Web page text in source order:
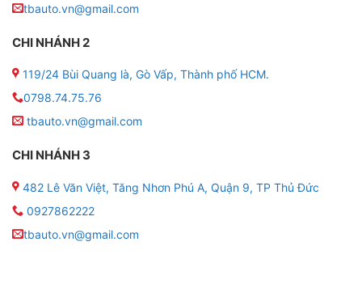
VinFast Fadil 2021
Giao diện lớn, hiển thị sắc nét
tbauto.vn@gmail.com
CHI NHÁNH 2
119/24 Bùi Quang là, Gò Vấp, Thành phố HCM.
0798.74.75.76
tbauto.vn@gmail.com
CHI NHÁNH 3
482 Lê Văn Việt, Tăng Nhơn Phú A, Quận 9, TP Thủ Đức
0927862222
tbauto.vn@gmail.com